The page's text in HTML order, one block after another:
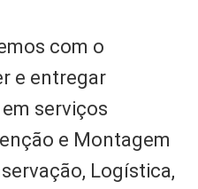
com o
e entregar
serviços
e Montagem
Logística,